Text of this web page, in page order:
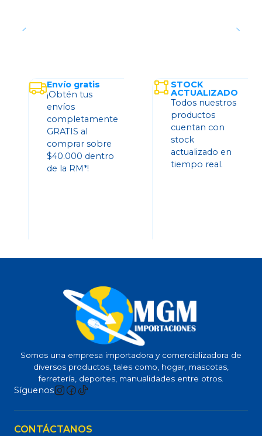
Envío gratis
¡Obtén tus
envíos
completamente
GRATIS al
comprar sobre
$40.000 dentro
de la RM*!
STOCK
ACTUALIZADO
Todos nuestros
productos
cuentan con
stock
actualizado en
tiempo real.
Somos una empresa importadora y comercializadora de
diversos productos, tales como, hogar, mascotas,
ferretería, deportes, manualidades entre otros.
Síguenos
CONTÁCTANOS